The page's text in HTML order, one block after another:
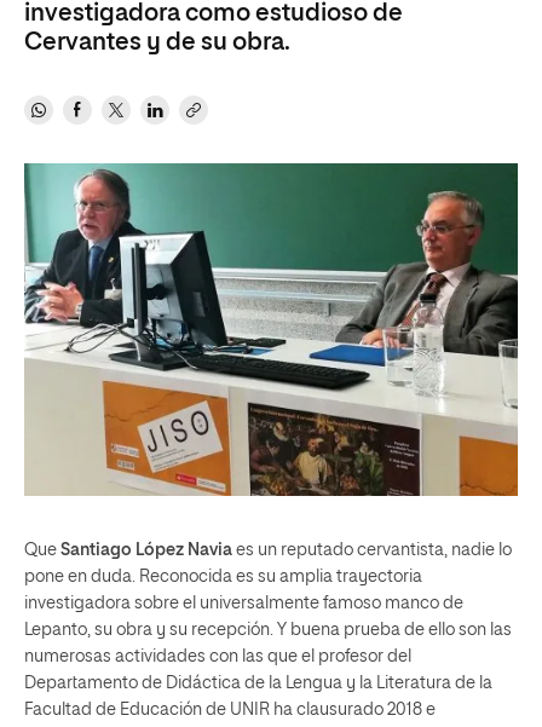
investigadora como estudioso de
Cervantes y de su obra.
Que Santiago López Navia es un reputado cervantista, nadie lo
pone en duda. Reconocida es su amplia trayectoria
investigadora sobre el universalmente famoso manco de
Lepanto, su obra y su recepción. Y buena prueba de ello son las
numerosas actividades con las que el profesor del
Departamento de Didáctica de la Lengua y la Literatura de la
Facultad de Educación de UNIR ha clausurado 2018 e